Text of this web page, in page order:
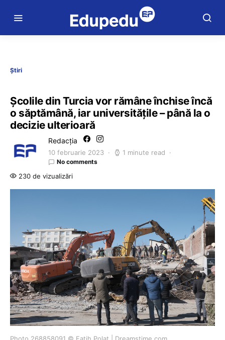
Știri
Școlile din Turcia vor rămâne închise încă
o săptămână, iar universitățile – până la o
decizie ulterioară
Redacția
10 februarie 2023 1 minute read
No comments
230 de vizualizări